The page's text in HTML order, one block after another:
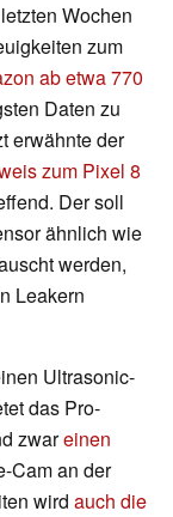
Wochen
zum
ab etwa 770
Daten zu
erwähnte der
zum Pixel 8
Der soll
ähnlich wie
werden,
Leakern
Ultrasonic-
das Pro-
zwareinen
Cam an der
wird auch die